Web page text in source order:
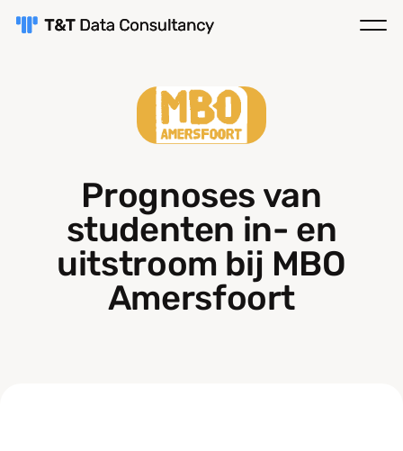
Prognoses van
studenten in- en
uitstroom bij MBO
Amersfoort